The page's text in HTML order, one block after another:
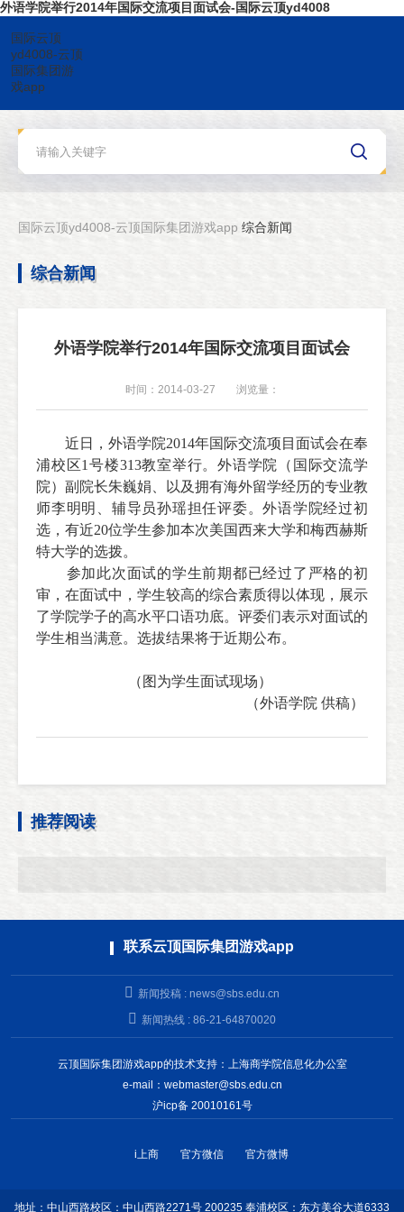
外语学院举行2014年国际交流项目面试会-国际云顶yd4008
国际云顶
yd4008-云顶
国际集团游
戏app
国际云顶yd4008-云顶国际集团游戏app 综合新闻
综合新闻
外语学院举行2014年国际交流项目面试会
时间：2014-03-27 浏览量：
近日 ，外语学院2014年国际交流项目面试会在奉
浦校区1 号楼313教室举行。外语学院（国际交流学
院）副院长朱巍娟、以及拥有海外留学经历的专业教
师李明明、辅导员孙瑶担任评委。外语学院经过初
选，有近20位学生参加本次美国西来大学和梅西赫斯
特大学的选拨。
参加此次面试的学生前期都已经过了严格的初
审，在面试中，学生较高的综合素质得以体现，展示
了学院学子的高水平口语功底。评委们表示对面试的
学生相当满意。选拔结果将于近期公布。
（图为学生面试现场）
（外语学院 供稿）
推荐阅读
联系云顶国际集团游戏app
新闻投稿 : news@sbs.edu.cn
新闻热线 : 86-21-64870020
云顶国际集团游戏app的技术支持：上海商学院信息化办公室
e-mail： webmaster@sbs.edu.cn
沪icp备 20010161号
i上商 官方微信 官方微博
地址：中山西路校区：中山西路2271号 200235 奉浦校区：东方美谷大道6333